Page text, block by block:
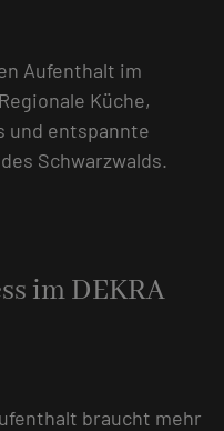
Aufenthalt im
Küche,
und entspannte
Schwarzwalds.
im DEKRA
braucht mehr